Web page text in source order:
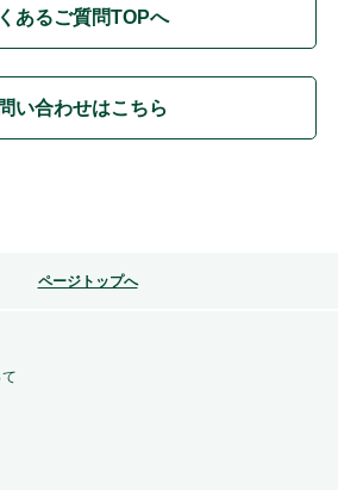
あるご質問TOPへ
い合わせはこちら
ページトップへ